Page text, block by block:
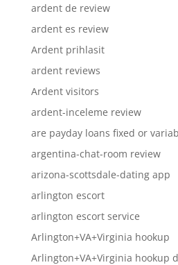
ardent de review
ardent es review
Ardent prihlasit
ardent reviews
Ardent visitors
ardent-inceleme review
are payday loans fixed or
argentina-chat-room review
arizona-scottsdale-dating app
arlington escort
arlington escort service
Arlington+VA+Virginia hookup
Arlington+VA+Virginia hookup